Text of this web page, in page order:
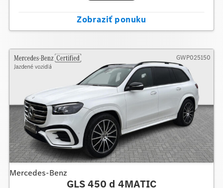
Zobraziť ponuku
Mercedes-Benz
GLS 450 d 4MATIC
GWP025150